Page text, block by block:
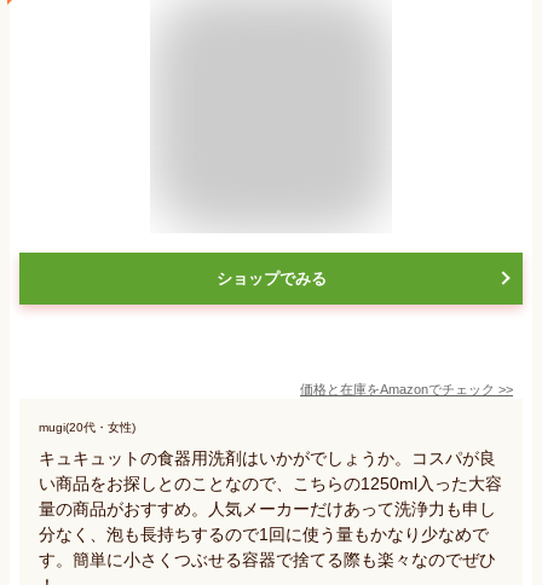
ショップでみる
価格と在庫をAmazonでチェック >>
mugi(20代・女性)
キュキュットの食器用洗剤はいかがでしょうか。コスパが良
い商品をお探しとのことなので、こちらの1250ml入った大容
量の商品がおすすめ。人気メーカーだけあって洗浄力も申し
分なく、泡も長持ちするので1回に使う量もかなり少なめで
す。簡単に小さくつぶせる容器で捨てる際も楽々なのでぜひ